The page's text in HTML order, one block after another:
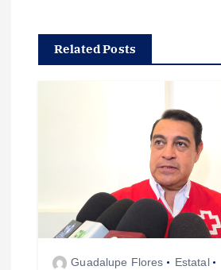
a
c
d
Related Posts
Guadalupe Flores
Estatal